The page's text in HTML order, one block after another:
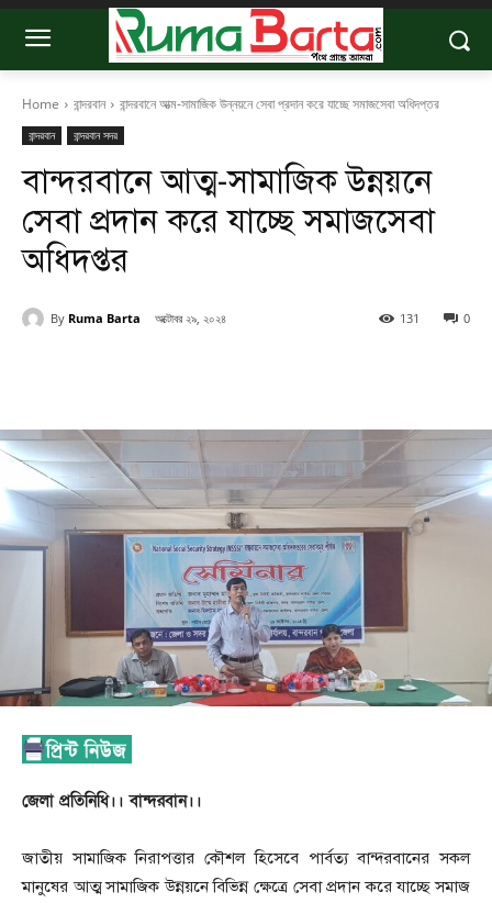
Home বান্দরবান বান্দরবানে আত্ম-সামাজিক উন্নয়নে সেবা প্রদান করে যাচ্ছে সমাজসেবা অধিদপ্তর
বান্দরবান বান্দরবান সদর
বান্দরবানে আত্ম-সামাজিক উন্নয়নে
সেবা প্রদান করে যাচ্ছে সমাজসেবা
অধিদপ্তর
By Ruma Barta অক্টোবর ২৯, ২০২৪ 0
131
জেলা প্রতিনিধি।। বান্দরবান।।
জাতীয় সামাজিক নিরাপত্তার কৌশল হিসেবে পার্বত্য বান্দরবানের সকল
মানুষের আত্ম সামাজিক উন্নয়নে বিভিন্ন ক্ষেত্রে সেবা প্রদান করে যাচ্ছে সমাজ